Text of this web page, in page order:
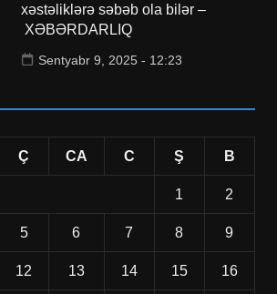
xəstəliklərə səbəb ola bilər –
XƏBƏRDARLIQ
Sentyabr 9, 2025 - 12:23
Ç CA C Ş B
1 2
5 6 7 8 9
12 13 14 15 16